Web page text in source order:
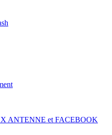
ANTENNE et FACEBOOK